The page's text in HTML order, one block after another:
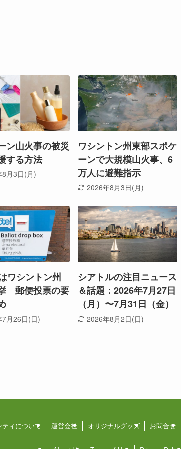
ン山火事の被災
する方法
月3日(月)
ワシントン州東部スポケ
ーンで大規模山火事、6
万人に避難指示
2026年8月3日(月)
ワシントン州
郵便投票の要
月26日(日)
シアトルの注目ニュース
＆話題：2026年7月27日
（月）〜7月31日（金）
2026年8月2日(日)
ィについて 運営会社 オリジナルグッズ お問合せ